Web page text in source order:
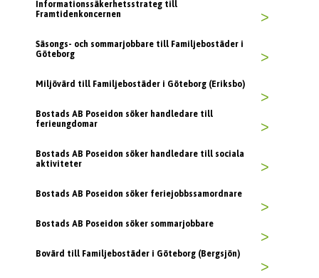
Informationssäkerhetsstrateg till
Framtidenkoncernen
>
Säsongs- och sommarjobbare till Familjebostäder i
Göteborg
>
Miljövärd till Familjebostäder i Göteborg (Eriksbo)
>
Bostads AB Poseidon söker handledare till
ferieungdomar
>
Bostads AB Poseidon söker handledare till sociala
aktiviteter
>
Bostads AB Poseidon söker feriejobbssamordnare
>
Bostads AB Poseidon söker sommarjobbare
>
Bovärd till Familjebostäder i Göteborg (Bergsjön)
>